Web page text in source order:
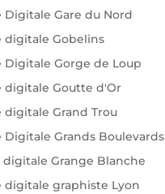
Digitale Gare du Nord
digitale Gobelins
Digitale Gorge de Loup
digitale Goutte d'Or
digitale Grand Trou
Digitale Grands Boulevards
digitale Grange Blanche
digitale graphiste Lyon